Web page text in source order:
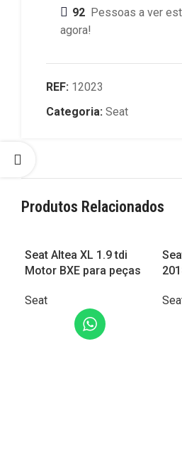
92 Pessoas a ver
agora!
REF: 12023
Categoria: Seat
Produtos Relacionados
Seat Altea XL 1.9 tdi
Motor BXE para peças
Seat